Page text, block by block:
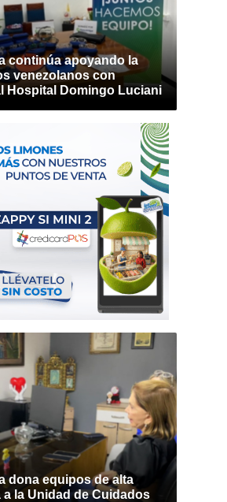
continúa apoyando la
venezolanos con
Hospital Domingo Luciani
dona equipos de alta
la Unidad de Cuidados